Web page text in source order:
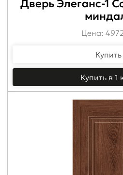
Дверь Элеганс-1
Цена:
Купить
Купить в 1